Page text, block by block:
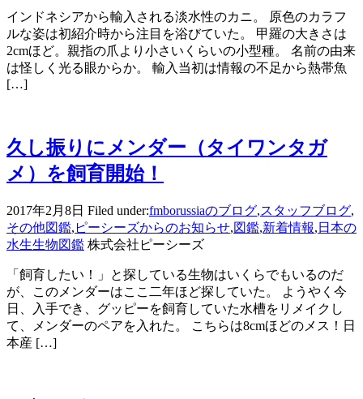
インドネシアから輸入される淡水性のカニ。 原色のカラフ
ルな姿は初紹介時から注目を浴びていた。 甲羅の大きさは
2cmほど。親指の爪より小さいくらいの小型種。 名前の由来
は怪しく光る眼からか。 輸入当初は情報の不足から熱帯魚
[…]
久し振りにメンダー（タイワンタガ
メ）を飼育開始！
2017年2月8日 Filed under:fmborussiaのブログ,スタッフブログ,
その他図鑑, ピーシーズからのお知らせ,図鑑,新着情報, 日本の
水生生物図鑑 株式会社ピーシーズ
「飼育したい！」と探している生物はいくらでもいるのだ
が、このメンダーはここ二年ほど探していた。 ようやく今
日、入手でき、グッピーを飼育していた水槽をリメイクし
て、メンダーのペアを入れた。 こちらは8cmほどのメス！日
本産 […]